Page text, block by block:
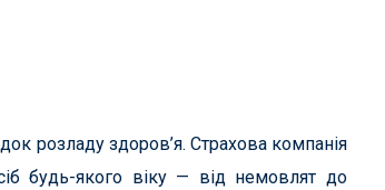
розладу здоров’я. Страхова компанія
будь-якого віку — від немовлят до